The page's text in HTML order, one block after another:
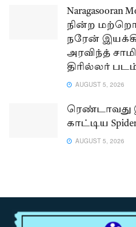
நின்ற
நரேன்
அரவிந்த்
திரில்லர்
AUGUST 5, 2026
ரெண்டாவது
காட்டிய
AUGUST 5, 2026